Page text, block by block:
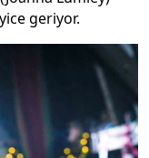
geriyor.